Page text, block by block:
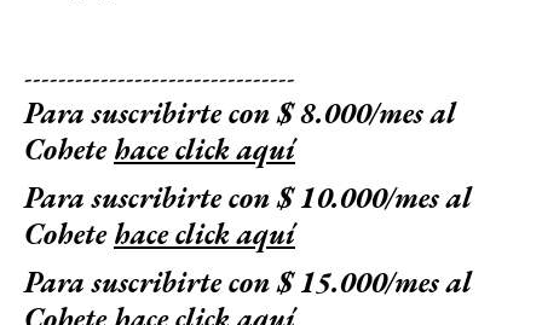
--------------------------------
Para suscribirte con $ 8.000/mes al
Cohetehace click aquí
Para suscribirte con $ 10.000/mes al
Cohetehace click aquí
Para suscribirte con $ 15.000/mes al